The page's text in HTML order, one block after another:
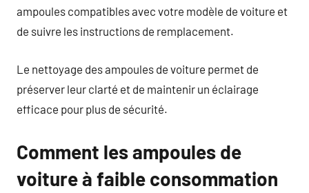
ampoules compatibles avec votre modèle de voiture et
de suivre les instructions de remplacement.
Le nettoyage des ampoules de voiture permet de
préserver leur clarté et de maintenir un éclairage
efficace pour plus de sécurité.
Comment les ampoules de
voiture à faible consommation